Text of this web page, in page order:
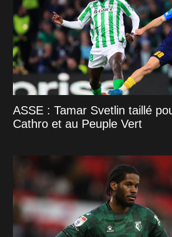
ASSE : Tamar Svetlin taillé
Cathro et au Peuple Vert